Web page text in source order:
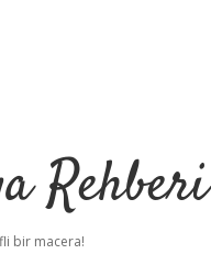
Rehberi
bir macera!